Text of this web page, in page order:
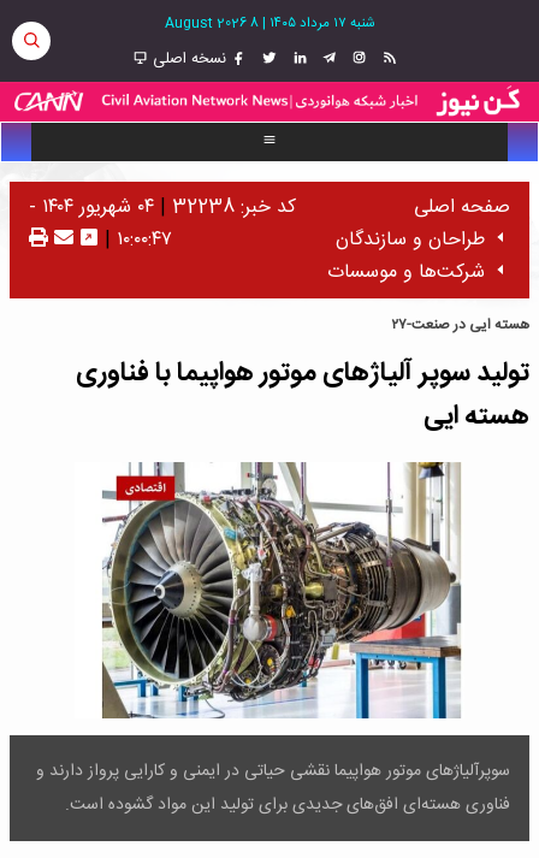
شنبه ۱۷ مرداد ۱۴۰۵ |
8 August 2026
نسخه اصلی
صفحه اصلی
طراحان و سازندگان
شرکت‌ها و موسسات
کد خبر: 32238 |
۰۴ شهریور ۱۴۰۴ -
۱۰:۰۰:۴۷ |
هسته ایی در صنعت-۲۷
تولید سوپر آلیاژهای موتور هواپیما با فناوری
هسته ایی
سوپرآلیاژهای موتور هواپیما نقشی حیاتی در ایمنی و کارایی پرواز دارند و
فناوری هسته‌ای افق‌های جدیدی برای تولید این مواد گشوده است.